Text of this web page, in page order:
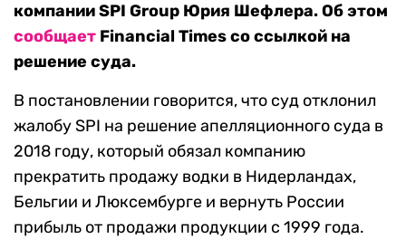
компании SPI Group Юрия Шефлера. Об этом
сообщает Financial Times со ссылкой на
решение суда.
В постановлении говорится, что суд отклонил
жалобу SPI на решение апелляционного суда в
2018 году, который обязал компанию
прекратить продажу водки в Нидерландах,
Бельгии и Люксембурге и вернуть России
прибыль от продажи продукции с 1999 года.